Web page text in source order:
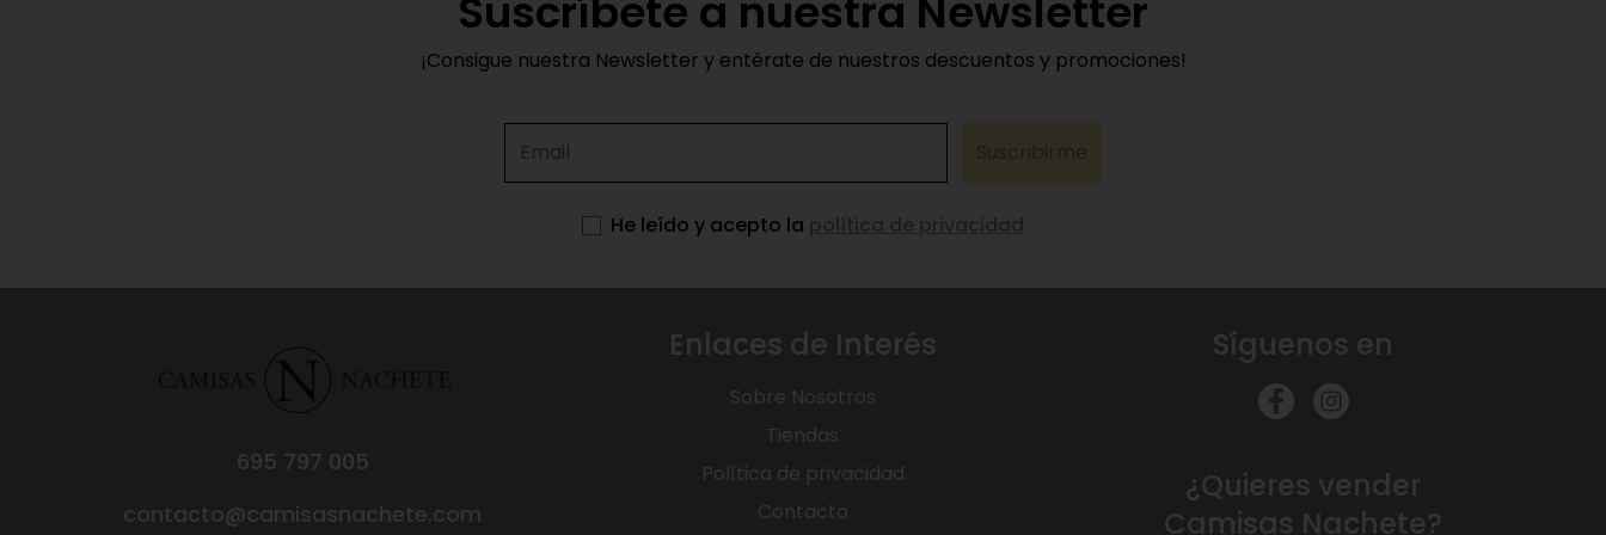
Suscríbete a nuestra Newsletter
¡Consigue nuestra Newsletter y entérate de nuestros descuentos y promociones!
He leído y acepto la política de privacidad
695 797 005
contacto@camisasnachete.com
Enlaces de Interés
Sobre Nosotros
Tiendas
Política de privacidad
Contacto
Síguenos en
¿Quieres vender
Camisas Nachete?